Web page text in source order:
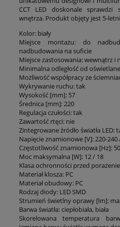
CCT LED doskonale
wnętrza. Produkt objęty jest 5-
Kolor: biały
Miejsce montażu: do
nadbudowania na suficie
Miejsce zastosowania: wewnątrz i
Minimalna odległość od
Możliwość współpracy ze
Wykrywanie ruchu: tak
Wysokość [mm]: 57
Średnica [mm]: 220
Regulacja czułości: tak
Zawartość rtęci: nie
Zintegrowane źródło światła LED:
Napięcie znamionowe [V]: 220-240
Częstotliwość znamionowa [Hz]: 50
Moc maksymalna [W]: 12 / 18
Klasa ochronności przed
Materiał klosza: PC
Materiał obudowy: PC
Rodzaj diody: LED SMD
Strumień świetlny oprawy [lm]:
Barwa światła: ciepłobiała, biała
Skorelowana temperatura